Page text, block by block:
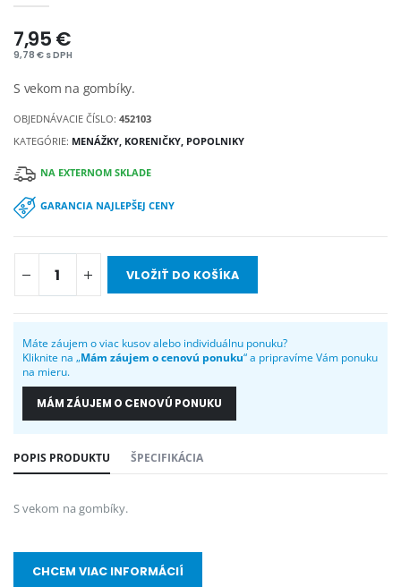
7,95 €
9,78 € s DPH
S vekom na gombíky.
OBJEDNÁVACIE ČÍSLO:452103
KATEGÓRIE: MENÁŽKY, KORENIČKY, POPOLNIKY
NA EXTERNOM SKLADE
GARANCIA NAJLEPŠEJ CENY
VLOŽIŤ DO KOŠÍKA
Máte záujem o viac kusov alebo individuálnu ponuku?
Kliknite na „Mám záujem o cenovú ponuku“ a pripravíme Vám ponuku
na mieru.
MÁM ZÁUJEM O CENOVÚ PONUKU
POPIS PRODUKTU ŠPECIFIKÁCIA
S vekom na gombíky.
CHCEM VIAC INFORMÁCIÍ